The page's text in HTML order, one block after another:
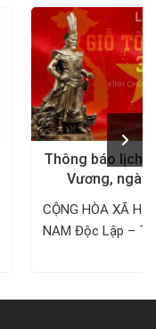
Thông báo lịch
Vương, ngày
1/5/
CỘNG HÒA XÃ
NAM Độc Lập –